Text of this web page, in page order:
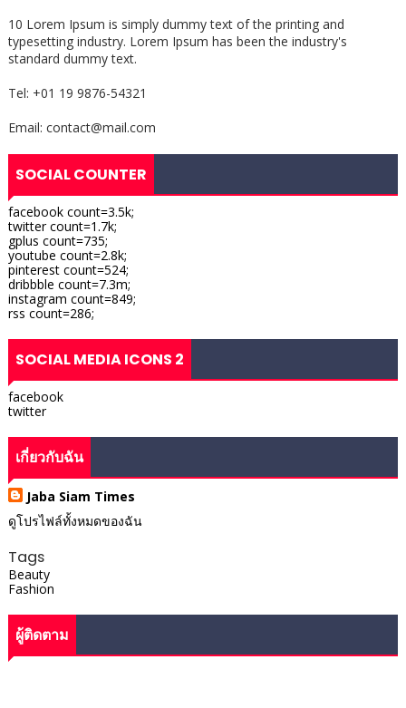
10 Lorem Ipsum is simply dummy text of the printing and
typesetting industry. Lorem Ipsum has been the industry's
standard dummy text.
Tel: +01 19 9876-54321
Email: contact@mail.com
SOCIAL COUNTER
facebook count=3.5k;
twitter count=1.7k;
gplus count=735;
youtube count=2.8k;
pinterest count=524;
dribbble count=7.3m;
instagram count=849;
rss count=286;
SOCIAL MEDIA ICONS 2
facebook
twitter
เกี่ยวกับฉัน
Jaba Siam Times
ดูโปรไฟล์ทั้งหมดของฉัน
Tags
Beauty
Fashion
ผู้ติดตาม